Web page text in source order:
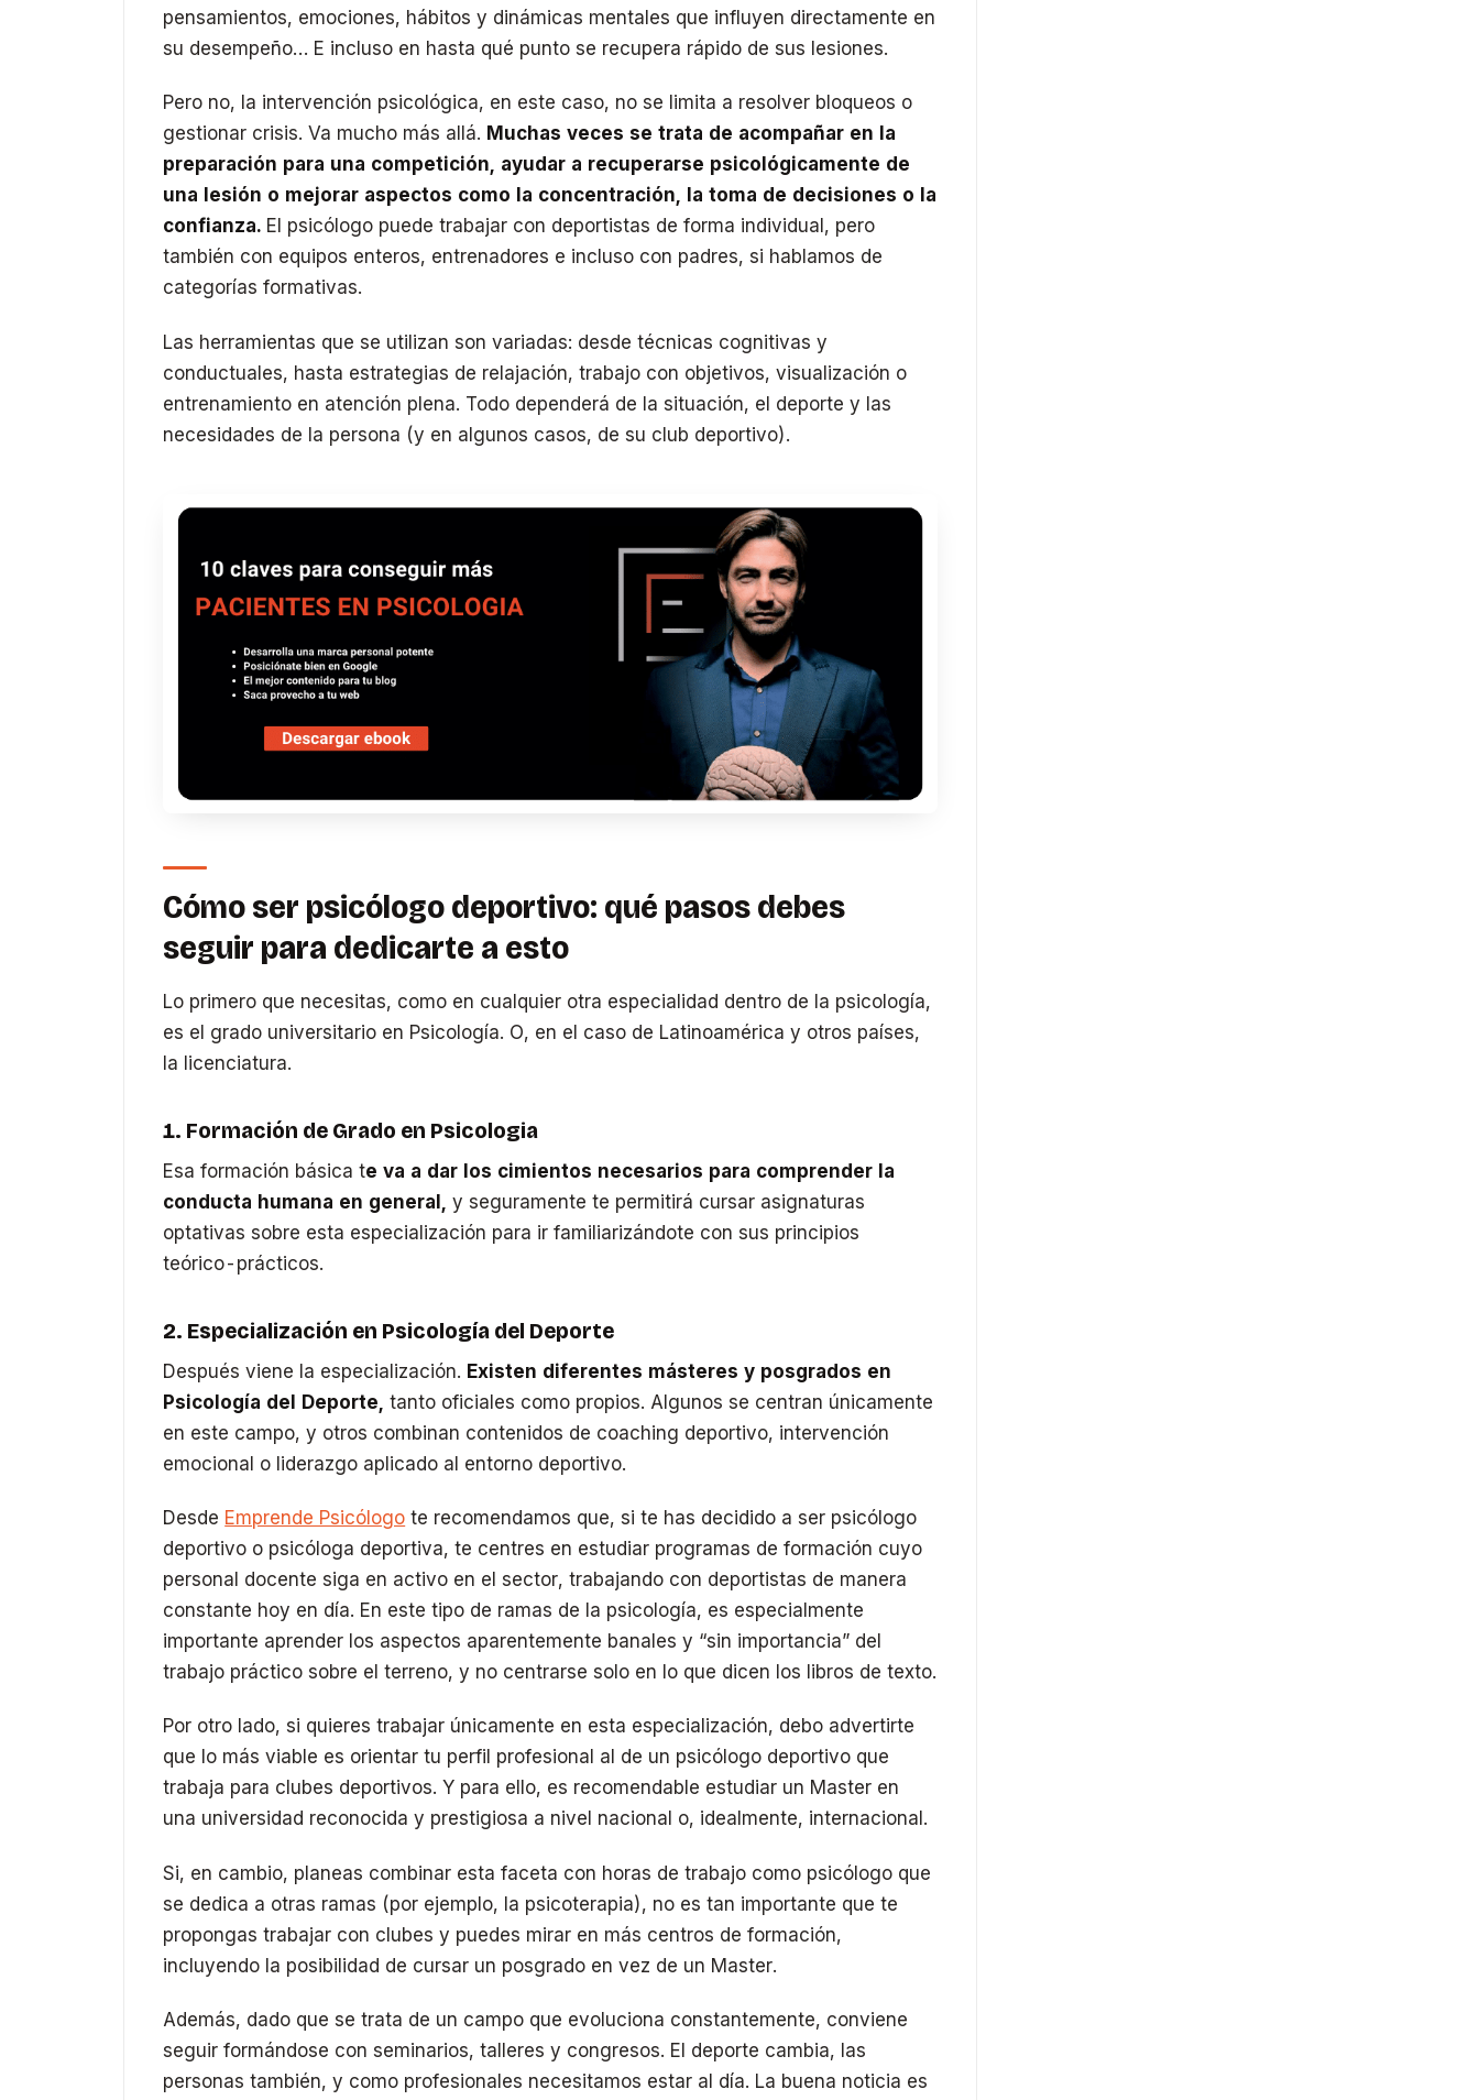
pensamientos, emociones, hábitos y dinámicas mentales que influyen directamente en
su desempeño… E incluso en hasta qué punto se recupera rápido de sus lesiones.
Pero no, la intervención psicológica, en este caso, no se limita a resolver bloqueos o
gestionar crisis. Va mucho más allá. Muchas veces se trata de acompañar en la
preparación para una competición, ayudar a recuperarse psicológicamente de
una lesión o mejorar aspectos como la concentración, la toma de decisiones o la
confianza. El psicólogo puede trabajar con deportistas de forma individual, pero
también con equipos enteros, entrenadores e incluso con padres, si hablamos de
categorías formativas.
Las herramientas que se utilizan son variadas: desde técnicas cognitivas y
conductuales, hasta estrategias de relajación, trabajo con objetivos, visualización o
entrenamiento en atención plena. Todo dependerá de la situación, el deporte y las
necesidades de la persona (y en algunos casos, de su club deportivo).
Cómo ser psicólogo deportivo: qué pasos debes
seguir para dedicarte a esto
Lo primero que necesitas, como en cualquier otra especialidad dentro de la psicología,
es el grado universitario en Psicología. O, en el caso de Latinoamérica y otros países,
la licenciatura.
1. Formación de Grado en Psicologia
Esa formación básica te va a dar los cimientos necesarios para comprender la
conducta humana en general, y seguramente te permitirá cursar asignaturas
optativas sobre esta especialización para ir familiarizándote con sus principios
teórico-prácticos.
2. Especialización en Psicología del Deporte
Después viene la especialización. Existen diferentes másteres y posgrados en
Psicología del Deporte, tanto oficiales como propios. Algunos se centran únicamente
en este campo, y otros combinan contenidos de coaching deportivo, intervención
emocional o liderazgo aplicado al entorno deportivo.
Desde Emprende Psicólogo te recomendamos que, si te has decidido a ser psicólogo
deportivo o psicóloga deportiva, te centres en estudiar programas de formación cuyo
personal docente siga en activo en el sector, trabajando con deportistas de manera
constante hoy en día. En este tipo de ramas de la psicología, es especialmente
importante aprender los aspectos aparentemente banales y “sin importancia” del
trabajo práctico sobre el terreno, y no centrarse solo en lo que dicen los libros de texto.
Por otro lado, si quieres trabajar únicamente en esta especialización, debo advertirte
que lo más viable es orientar tu perfil profesional al de un psicólogo deportivo que
trabaja para clubes deportivos. Y para ello, es recomendable estudiar un Master en
una universidad reconocida y prestigiosa a nivel nacional o, idealmente, internacional.
Si, en cambio, planeas combinar esta faceta con horas de trabajo como psicólogo que
se dedica a otras ramas (por ejemplo, la psicoterapia), no es tan importante que te
propongas trabajar con clubes y puedes mirar en más centros de formación,
incluyendo la posibilidad de cursar un posgrado en vez de un Master.
Además, dado que se trata de un campo que evoluciona constantemente, conviene
seguir formándose con seminarios, talleres y congresos. El deporte cambia, las
personas también, y como profesionales necesitamos estar al día. La buena noticia es